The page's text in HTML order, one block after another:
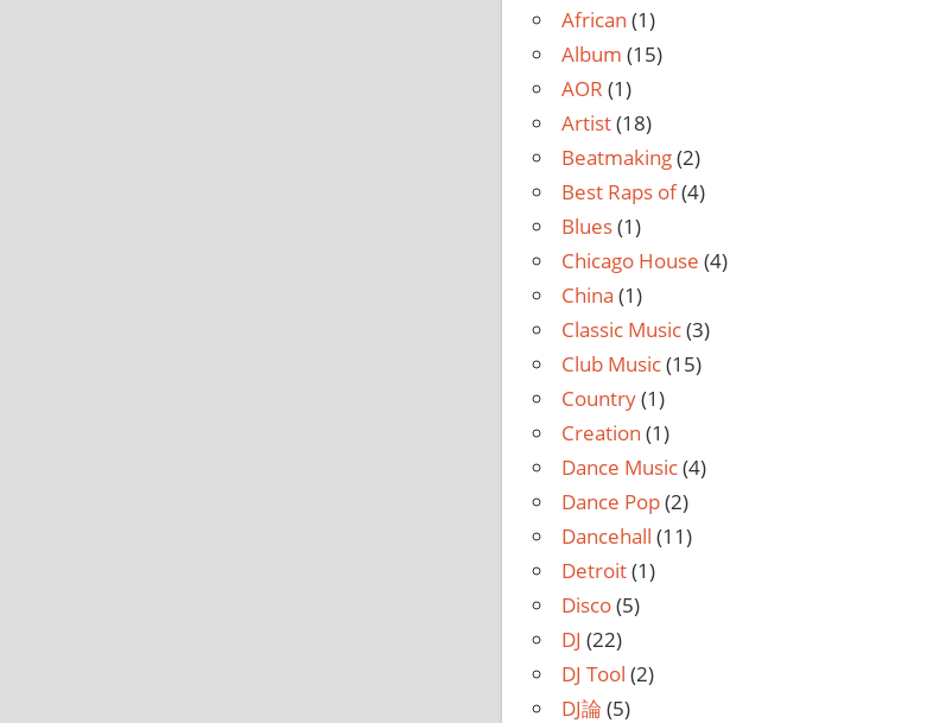
African (1)
Album (15)
AOR (1)
Artist(18)
Beatmaking(2)
Best Raps of(4)
Blues(1)
Chicago House (4)
China (1)
Classic Music(3)
Club Music(15)
Country(1)
Creation (1)
Dance Music(4)
Dance Pop(2)
Dancehall (11)
Detroit(1)
Disco(5)
DJ (22)
DJ Tool (2)
DJ論 (5)